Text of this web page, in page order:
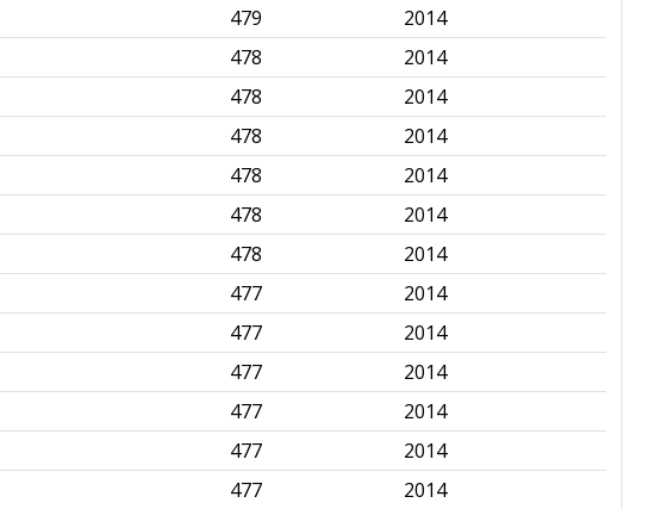
479 2014
478 2014
478 2014
478 2014
478 2014
478 2014
478 2014
477 2014
477 2014
477 2014
477 2014
477 2014
477 2014